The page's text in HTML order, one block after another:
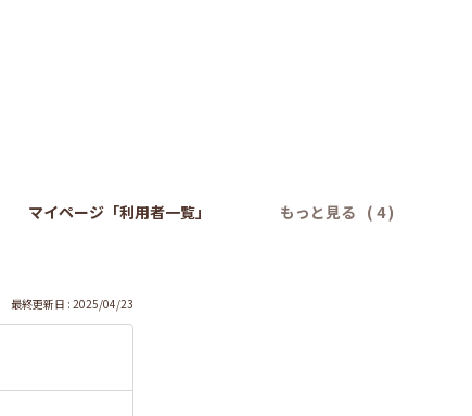
マイページ「利用者一覧」 もっと見る
最終更新日 : 2025/04/23